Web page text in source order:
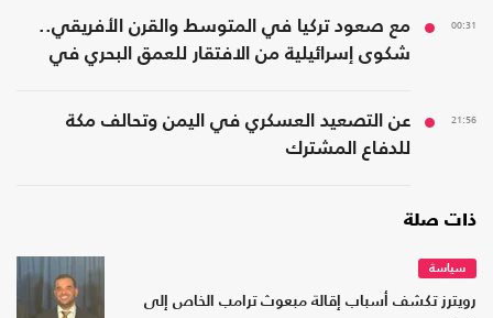
00:31
مع صعود تركيا في المتوسط والقرن الأفريقي..
شكوى إسرائيلية من الافتقار للعمق البحري في
21:56
عن التصعيد العسكري في اليمن وتحالف مكة
للدفاع المشترك
ذات صلة
سياسة
رويترز تكشف أسباب إقالة مبعوث ترامب الخاص إلى